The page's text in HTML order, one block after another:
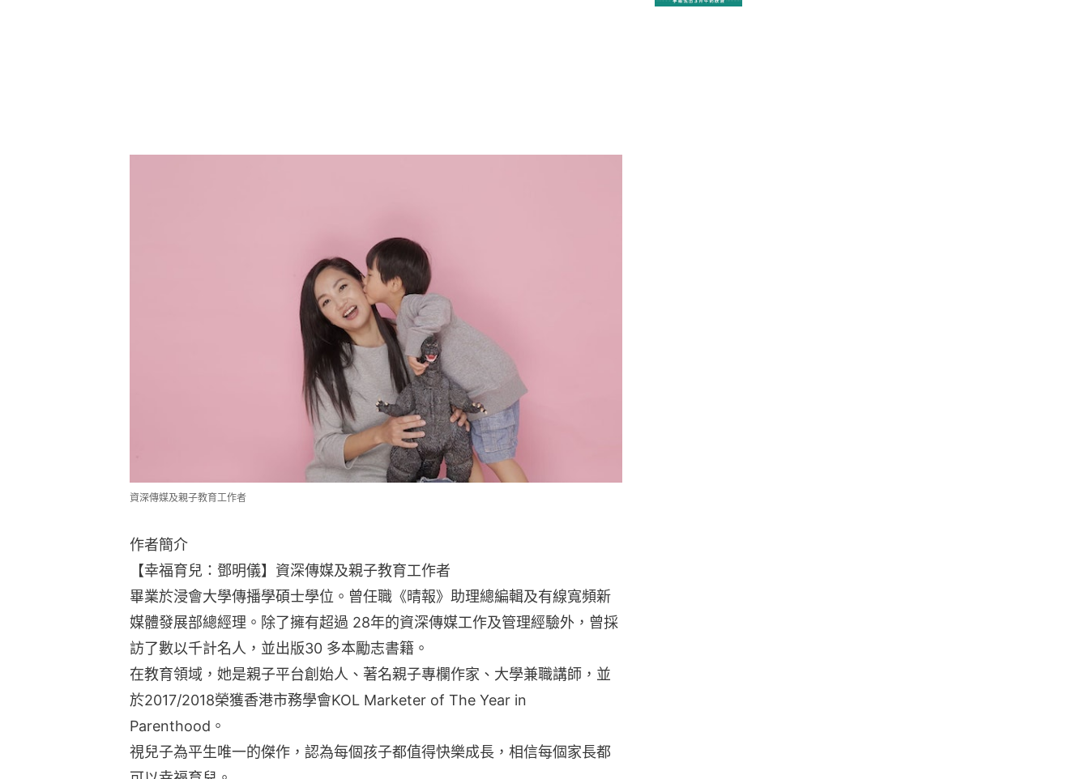
資深傳媒及親子教育工作者
作者簡介
【幸福育兒：鄧明儀】資深傳媒及親子教育工作者
畢業於浸會大學傳播學碩士學位。曾任職《晴報》助理總編輯及有線寬頻新
媒體發展部總經理。除了擁有超過 28年的資深傳媒工作及管理經驗外，曾採
訪了數以千計名人，並出版30 多本勵志書籍。
在教育領域，她是親子平台創始人、著名親子專欄作家、大學兼職講師，並
於2017/2018榮獲香港市務學會KOL Marketer of The Year in
Parenthood。
視兒子為平生唯一的傑作，認為每個孩子都值得快樂成長，相信每個家長都